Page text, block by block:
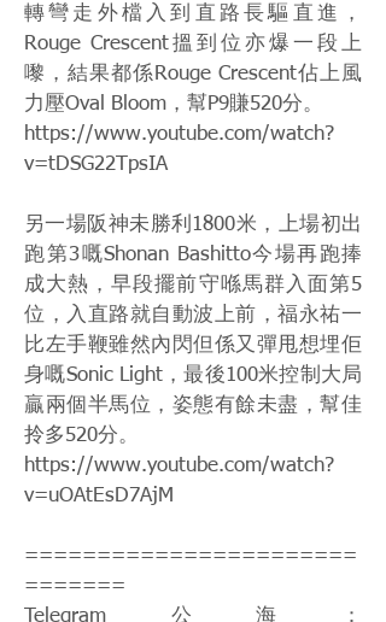
轉彎走外檔入到直路長驅直進，
Rouge Crescent搵到位亦爆一段上
嚟，結果都係Rouge Crescent佔上風
力壓Oval Bloom，幫P9賺520分。
https://www.youtube.com/watch?
v=tDSG22TpsIA
另一場阪神未勝利1800米，上場初出
跑第3嘅Shonan Bashitto今場再跑捧
成大熱，早段擺前守喺馬群入面第5
位，入直路就自動波上前，福永祐一
比左手鞭雖然內閃但係又彈甩想埋佢
身嘅Sonic Light，最後100米控制大局
贏兩個半馬位，姿態有餘未盡，幫佳
拎多520分。
https://www.youtube.com/watch?
v=uOAtEsD7AjM
=======================
=======
Telegram公海：